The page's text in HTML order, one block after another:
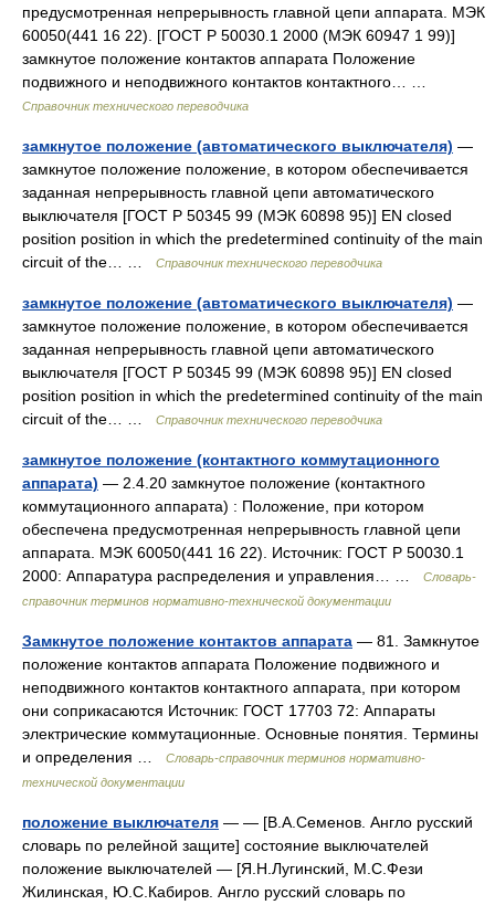
предусмотренная непрерывность главной цепи аппарата. МЭК
60050(441 16 22). [ГОСТ Р 50030.1 2000 (МЭК 60947 1 99)]
замкнутое положение контактов аппарата Положение
подвижного и неподвижного контактов контактного… …
Справочник технического переводчика
замкнутое положение (автоматического выключателя) —
замкнутое положение положение, в котором обеспечивается
заданная непрерывность главной цепи автоматического
выключателя [ГОСТ Р 50345 99 (МЭК 60898 95)] EN closed
position position in which the predetermined continuity of the main
circuit of the… …
Справочник технического переводчика
замкнутое положение (автоматического выключателя) —
замкнутое положение положение, в котором обеспечивается
заданная непрерывность главной цепи автоматического
выключателя [ГОСТ Р 50345 99 (МЭК 60898 95)] EN closed
position position in which the predetermined continuity of the main
circuit of the… …
Справочник технического переводчика
замкнутое положение (контактного коммутационного
аппарата) — 2.4.20 замкнутое положение (контактного
коммутационного аппарата) : Положение, при котором
обеспечена предусмотренная непрерывность главной цепи
аппарата. МЭК 60050(441 16 22). Источник: ГОСТ Р 50030.1
2000: Аппаратура распределения и управления… …
Словарь-
справочник терминов нормативно-технической документации
Замкнутое положение контактов аппарата — 81. Замкнутое
положение контактов аппарата Положение подвижного и
неподвижного контактов контактного аппарата, при котором
они соприкасаются Источник: ГОСТ 17703 72: Аппараты
электрические коммутационные. Основные понятия. Термины
и определения …
Словарь-справочник терминов нормативно-
технической документации
положение выключателя — — [В.А.Семенов. Англо русский
словарь по релейной защите] состояние выключателей
положение выключателей — [Я.Н.Лугинский, М.С.Фези
Жилинская, Ю.С.Кабиров. Англо русский словарь по